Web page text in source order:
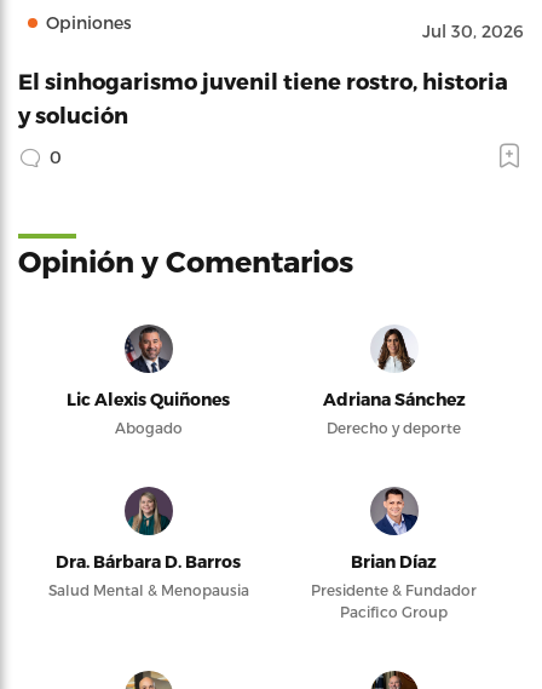
Opiniones Jul 30, 2026
El sinhogarismo juvenil tiene rostro, historia
y solución
0
Opinión y Comentarios
Lic Alexis Quiñones
Abogado
Adriana Sánchez
Derecho y deporte
Dra. Bárbara D. Barros
Salud Mental & Menopausia
Brian Díaz
Presidente & Fundador
Pacifico Group